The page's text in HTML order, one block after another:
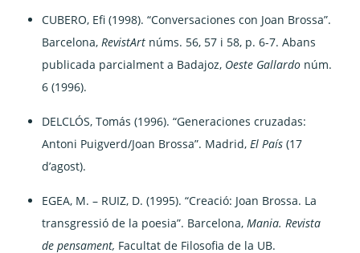
CUBERO, Efi (1998). “Conversaciones con Joan Brossa”.
Barcelona,RevistArt núms. 56, 57 i 58, p. 6-7. Abans
publicada parcialment a Badajoz, Oeste Gallardo núm.
6 (1996).
DELCLÓS, Tomás (1996). “Generaciones cruzadas:
Antoni Puigverd/Joan Brossa”. Madrid,El País(17
d’agost).
EGEA, M. – RUIZ, D. (1995). “Creació: Joan Brossa. La
transgressió de la poesia”. Barcelona,Mania. Revista
de pensament, Facultat de Filosofia de la UB.